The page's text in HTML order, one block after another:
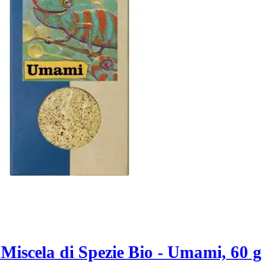
Miscela di Spezie Bio -​ Umami, 60 g